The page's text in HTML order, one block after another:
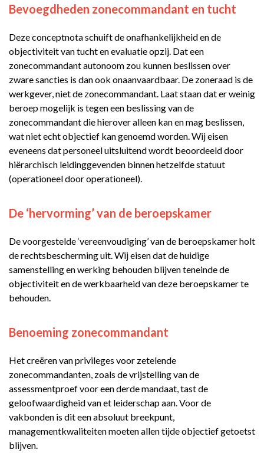
Bevoegdheden zonecommandant en tucht
Deze conceptnota schuift de onafhankelijkheid en de
objectiviteit van tucht en evaluatie opzij. Dat een
zonecommandant autonoom zou kunnen beslissen over
zware sancties is dan ook onaanvaardbaar. De zoneraad is de
werkgever, niet de zonecommandant. Laat staan dat er weinig
beroep mogelijk is tegen een beslissing van de
zonecommandant die hierover alleen kan en mag beslissen,
wat niet echt objectief kan genoemd worden. Wij eisen
eveneens dat personeel uitsluitend wordt beoordeeld door
hiërarchisch leidinggevenden binnen hetzelfde statuut
(operationeel door operationeel).
De ‘hervorming’ van de beroepskamer
De voorgestelde ‘vereenvoudiging’ van de beroepskamer holt
de rechtsbescherming uit. Wij eisen dat de huidige
samenstelling en werking behouden blijven teneinde de
objectiviteit en de werkbaarheid van deze beroepskamer te
behouden.
Benoeming zonecommandant
Het creëren van privileges voor zetelende
zonecommandanten, zoals de vrijstelling van de
assessmentproef voor een derde mandaat, tast de
geloofwaardigheid van et leiderschap aan. Voor de
vakbonden is dit een absoluut breekpunt,
managementkwaliteiten moeten allen tijde objectief getoetst
blijven.